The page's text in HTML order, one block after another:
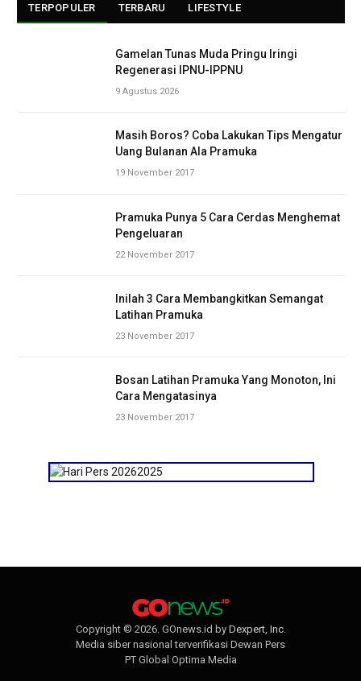
TERPOPULER TERBARU LIFESTYLE
Gamelan Tunas Muda Pringu Iringi
Regenerasi IPNU-IPPNU
9 Agustus 2026
Masih Boros? Coba Lakukan Tips Mengatur
Uang Bulanan Ala Pramuka
19 November 2017
Pramuka Punya 5 Cara Cerdas Menghemat
Pengeluaran
22 November 2017
Inilah 3 Cara Membangkitkan Semangat
Latihan Pramuka
23 November 2017
Bosan Latihan Pramuka Yang Monoton, Ini
Cara Mengatasinya
23 November 2017
Copyright © 2026. GOnews.id by Dexpert, Inc.
Media siber nasional terverifikasi Dewan Pers
PT Global Optima Media